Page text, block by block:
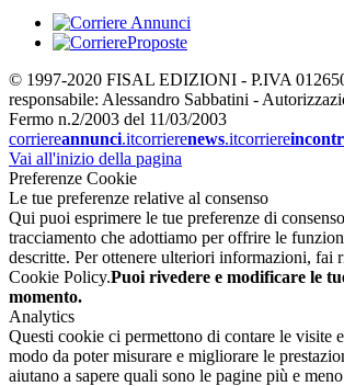
© 1997-2020 FISAL EDIZIONI - P.IVA
responsabile: Alessandro Sabbatini -
Fermo n.2/2003 del 11/03/2003
corriereannunci.itcorrierenews.itcorriere
Vai all'inizio della pagina
Preferenze Cookie
Le tue preferenze relative al consenso
Qui puoi esprimere le tue preferenze di
tracciamento che adottiamo per offrire le
descritte. Per ottenere ulteriori informazioni, fai
Cookie Policy.Puoi rivedere e modificare le
momento.
Analytics
Questi cookie ci permettono di contare le visite
modo da poter misurare e migliorare le
aiutano a sapere quali sono le pagine più e